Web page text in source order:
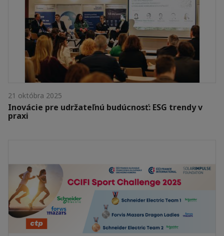
21 októbra 2025
Inovácie pre udržateľnú budúcnosť: ESG trendy v
praxi